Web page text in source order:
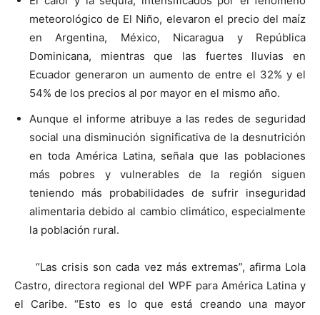
meteorológico de El Niño, elevaron el precio del maíz
en Argentina, México, Nicaragua y República
Dominicana, mientras que las fuertes lluvias en
Ecuador generaron un aumento de entre el 32% y el
54% de los precios al por mayor en el mismo año.
Aunque el informe atribuye a las redes de seguridad
social una disminución significativa de la desnutrición
en toda América Latina, señala que las poblaciones
más pobres y vulnerables de la región siguen
teniendo más probabilidades de sufrir inseguridad
alimentaria debido al cambio climático, especialmente
la población rural.
“Las crisis son cada vez más extremas”, afirma Lola
Castro, directora regional del WPF para América Latina y
el Caribe. “Esto es lo que está creando una mayor